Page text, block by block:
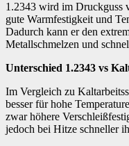
1.2343 wird im Druckguss
gute Warmfestigkeit und
Dadurch kann er den
Metallschmelzen und
Unterschied 1.2343 vs
Im Vergleich zu
besser für hohe
zwar höhere
jedoch bei Hitze schneller